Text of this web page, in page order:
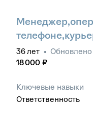
36лет • Обновлено
18 000 ₽
Ключевые навыки
Ответственность